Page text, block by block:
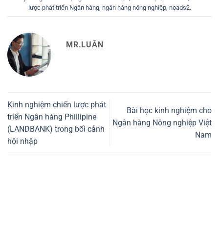
lược phát triển Ngân hàng, ngân hàng nông nghiệp, noads2.
MR.LUÂN
Kinh nghiệm chiến lược phát
triển Ngân hàng Phillipine
(LANDBANK) trong bối cảnh
hội nhập
Bài học kinh nghiệm cho
Ngân hàng Nông nghiệp Việt
Nam